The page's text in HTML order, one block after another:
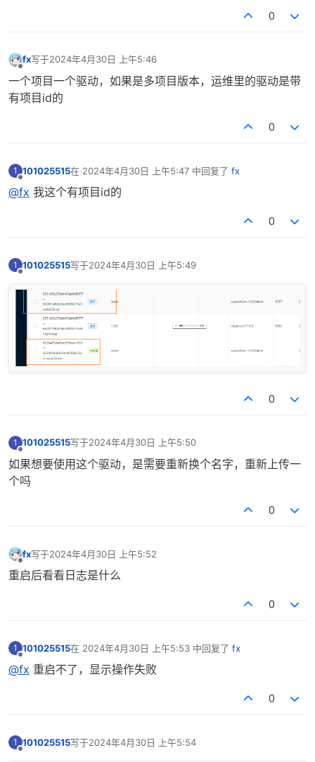
0
fx写于2024年4月30日 上午5:46
最后由 编辑
一个项目一个驱动，如果是多项目版本，运维里的驱动是带
有项目id的
0
1 101025515在 2024年4月30日 上午5:47 中回复了 fx
最后由 编辑
@fx 我这个有项目id的
0
1 101025515写于2024年4月30日 上午5:49
最后由 编辑
0
1 101025515写于2024年4月30日 上午5:50
最后由 编辑
如果想要使用这个驱动，是需要重新换个名字，重新上传一
个吗
0
fx写于2024年4月30日 上午5:52
最后由 编辑
重启后看看日志是什么
0
1
离线
101025515在 2024年4月30日 上午5:53 中回复了 fx
最后由 编辑
@fx 重启不了，显示操作失败
0
1 101025515写于2024年4月30日 上午5:54
最后由 编辑